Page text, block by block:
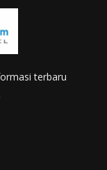
terbaru